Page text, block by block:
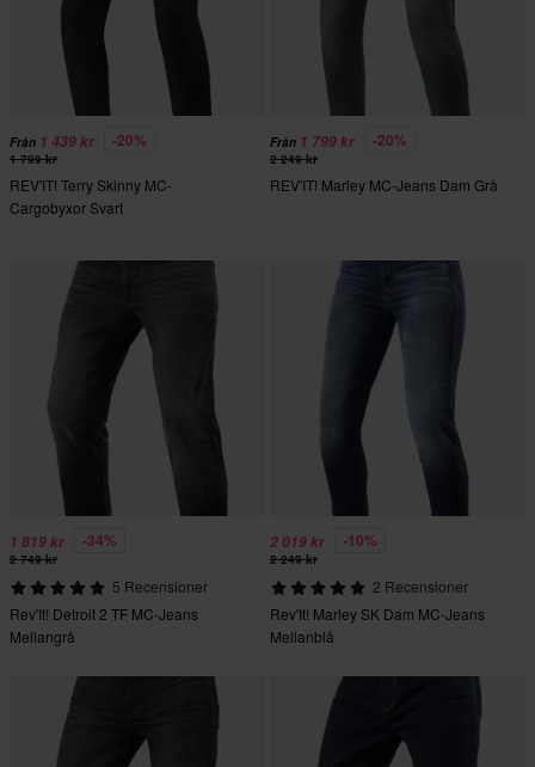
Från 1 439 kr -20%
1 799 kr
REV'IT! Terry Skinny MC-
Cargobyxor Svart
Från 1 799 kr -20%
2 249 kr
REV'IT! Marley MC-Jeans Dam Grå
1 819 kr -34%
2 749 kr
5 Recensioner
Rev'It! Detroit 2 TF MC-Jeans
Mellangrå
2 019 kr -10%
2 249 kr
2 Recensioner
Rev'It! Marley SK Dam MC-Jeans
Mellanblå